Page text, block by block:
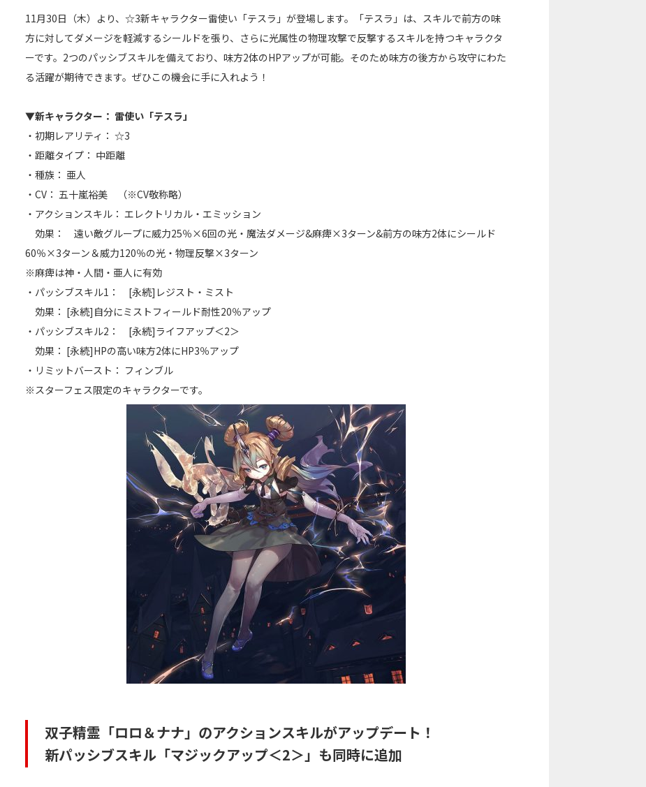
11月30日（木）より、☆3新キャラクター雷使い「テスラ」が登場します。「テスラ」は、スキルで前方の味
方に対してダメージを軽減するシールドを張り、さらに光属性の物理攻撃で反撃するスキルを持つキャラクタ
ーです。2つのパッシブスキルを備えており、味方2体のHPアップが可能。そのため味方の後方から攻守にわた
る活躍が期待できます。ぜひこの機会に手に入れよう！
▼新キャラクター： 雷使い「テスラ」
・初期レアリティ： ☆3
・距離タイプ： 中距離
・種族： 亜人
・CV： 五十嵐裕美 （※CV敬称略）
・アクションスキル： エレクトリカル・エミッション
効果： 遠い敵グループに威力25％×6回の光・魔法ダメージ&麻痺×3ターン&前方の味方2体にシールド
60％×3ターン＆威力120％の光・物理反撃×3ターン
※麻痺は神・人間・亜人に有効
・パッシブスキル1： [永続]レジスト・ミスト
効果： [永続]自分にミストフィールド耐性20％アップ
・パッシブスキル2： [永続]ライフアップ＜2＞
効果： [永続]HPの高い味方2体にHP3％アップ
・リミットバースト： フィンブル
※スターフェス限定のキャラクターです。
双子精霊「ロロ＆ナナ」のアクションスキルがアップデート！
新パッシブスキル「マジックアップ＜2＞」も同時に追加